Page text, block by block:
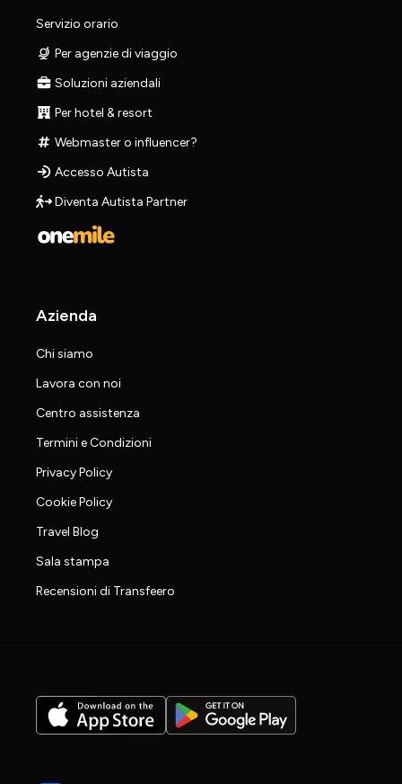
Servizio orario
Per agenzie di viaggio
Soluzioni aziendali
Per hotel & resort
Webmaster o influencer?
Accesso Autista
Diventa Autista Partner
Azienda
Chi siamo
Lavora con noi
Centro assistenza
Termini e Condizioni
Privacy Policy
Cookie Policy
Travel Blog
Sala stampa
Recensioni di Transfeero